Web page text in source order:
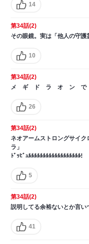
14
第34話(2)
その眼鏡。実は「他人の守
10
第34話(2)
メ ギ ド ラ オ ン
26
第34話(2)
ネオアームストロングサイ
ラ」
ﾄﾞｯﾋﾞｭﾙﾙﾙﾙﾙﾙﾙﾙﾙﾙﾙﾙﾙﾙﾙﾙﾙﾙ!
5
第34話(2)
説明してる余裕ないとか言い
41